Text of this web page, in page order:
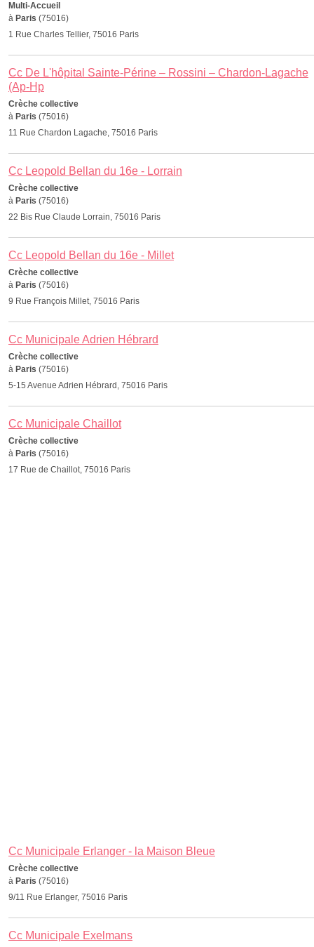
Multi-Accueil
à Paris (75016)
1 Rue Charles Tellier, 75016 Paris
Cc De L'hôpital Sainte-Périne – Rossini – Chardon-Lagache
(Ap-Hp
Crèche collective
à Paris (75016)
11 Rue Chardon Lagache, 75016 Paris
Cc Leopold Bellan du 16e - Lorrain
Crèche collective
à Paris (75016)
22 Bis Rue Claude Lorrain, 75016 Paris
Cc Leopold Bellan du 16e - Millet
Crèche collective
à Paris (75016)
9 Rue François Millet, 75016 Paris
Cc Municipale Adrien Hébrard
Crèche collective
à Paris (75016)
5-15 Avenue Adrien Hébrard, 75016 Paris
Cc Municipale Chaillot
Crèche collective
à Paris (75016)
17 Rue de Chaillot, 75016 Paris
Cc Municipale Erlanger - la Maison Bleue
Crèche collective
à Paris (75016)
9/11 Rue Erlanger, 75016 Paris
Cc Municipale Exelmans